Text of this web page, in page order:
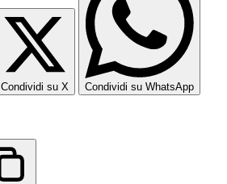
Condividi su X Condividi su WhatsApp